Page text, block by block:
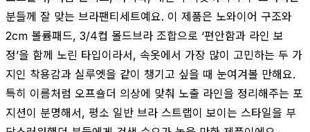
분들께 잘 맞는 브라팬티세트예요. 이 제품은 노와이어 구조와
2cm 볼륨패드, 3/4컵 몰드브라 조합으로 ‘편안함과 라인 보
정’을 함께 노린 타입이라서, 속옷에서 가장 많이 고민하는 두 가
지인 착용감과 실루엣을 같이 챙기고 싶을 때 눈여겨볼 만해요.
특히 이름처럼 오프숄더 의상에 맞춰 노출 라인을 정리해주는 포
지션이 분명해서, 평소 일반 브라 스트랩이 보이는 스타일을 부